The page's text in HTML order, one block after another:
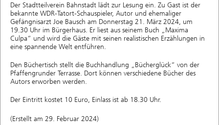
Der Stadtteilverein Bahnstadt lädt zur Lesung ein. Zu Gast ist der
bekannte WDR-Tatort-Schauspieler, Autor und ehemaliger
Gefängnisarzt Joe Bausch am Donnerstag 21. März 2024, um
19.30 Uhr im Bürgerhaus. Er liest aus seinem Buch „Maxima
Culpa“ und wird die Gäste mit seinen realistischen Erzählungen in
eine spannende Welt entführen.
Den Büchertisch stellt die Buchhandlung „Bücherglück“ von der
Pfaffengrunder Terrasse. Dort können verschiedene Bücher des
Autors erworben werden.
Der Eintritt kostet 10 Euro, Einlass ist ab 18.30 Uhr.
(Erstellt am 29. Februar 2024)